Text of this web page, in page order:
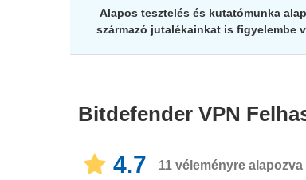
Alapos tesztelés és kutatómunka
származó jutalékainkat is figyelembe
Bitdefender VPN
4.7 11 véleményre alapozva